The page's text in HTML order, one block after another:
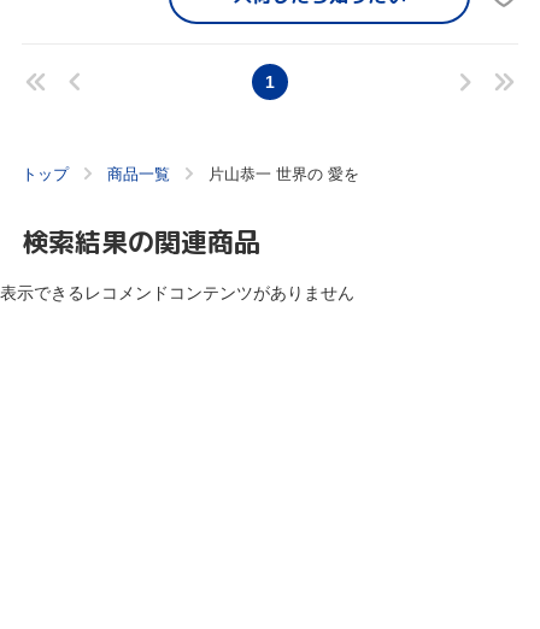
1
トップ 商品一覧 片山恭一 世界の 愛を
検索結果の関連商品
表示できるレコメンドコンテンツがありません